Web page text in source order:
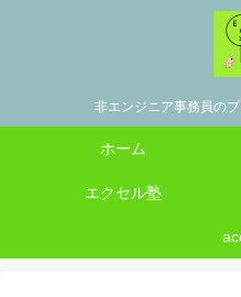
非エンジニア事務員の
ホーム
エクセル塾